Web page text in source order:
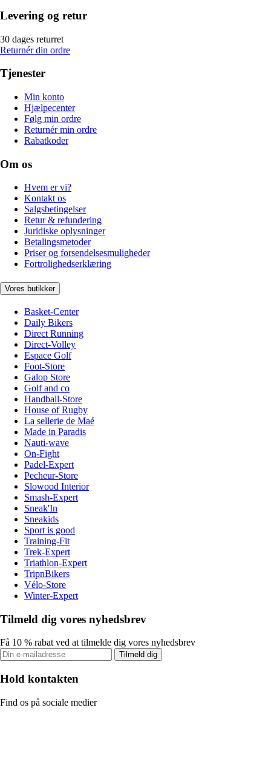
Levering og retur
30 dages returret
Returnér din ordre
Tjenester
Min konto
Hjælpecenter
Følg min ordre
Returnér min ordre
Rabatkoder
Om os
Hvem er vi?
Kontakt os
Salgsbetingelser
Retur & refundering
Juridiske oplysninger
Betalingsmetoder
Priser og forsendelsesmuligheder
Fortrolighedserklæring
Vores butikker
Basket-Center
Daily Bikers
Direct Running
Direct-Volley
Espace Golf
Foot-Store
Galop Store
Golf and co
Handball-Store
House of Rugby
La sellerie de Maé
Made in Paradis
Nauti-wave
On-Fight
Padel-Expert
Pecheur-Store
Slowood Interior
Smash-Expert
Sneak'In
Sneakids
Sport is good
Training-Fit
Trek-Expert
Triathlon-Expert
TripnBikers
Vélo-Store
Winter-Expert
Tilmeld dig vores nyhedsbrev
Få 10 % rabat ved at tilmelde dig vores nyhedsbrev
Tilmeld dig
Hold kontakten
Find os på sociale medier